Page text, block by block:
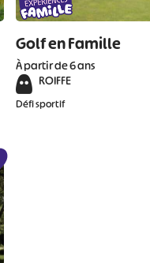
Golf en Famille
À partir de 6 ans
ROIFFE
Défi sportif